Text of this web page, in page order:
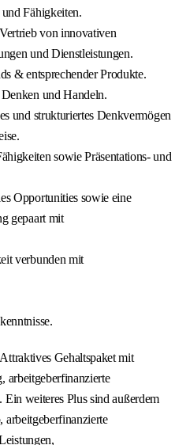
Fähigkeiten.
von innovativen
und Dienstleistungen.
& entsprechender Produkte.
und Handeln.
und strukturiertes Denkvermögen
sowie Präsentations- und
Opportunities sowie eine
gepaart mit
verbunden mit
Gehaltspaket mit
arbeitgeberfinanzierte
weiteres Plus sind außerdem
arbeitgeberfinanzierte